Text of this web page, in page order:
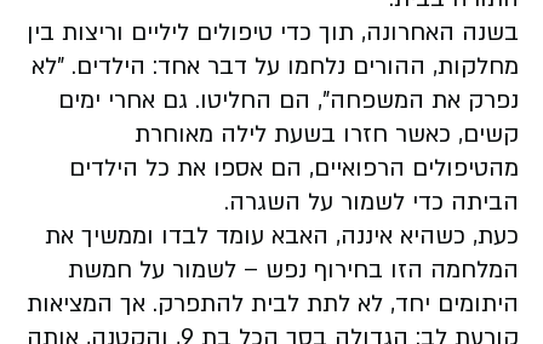
בשנה האחרונה, תוך כדי טיפולים ליליים וריצות בין
מחלקות, ההורים נלחמו על דבר אחד: הילדים. "לא
נפרק את המשפחה", הם החליטו. גם אחרי ימים
קשים, כאשר חזרו בשעת לילה מאוחרת
מהטיפולים הרפואיים, הם אספו את כל הילדים
הביתה כדי לשמור על השגרה.
כעת, כשהיא איננה, האבא עומד לבדו וממשיך את
המלחמה הזו בחירוף נפש – לשמור על חמשת
היתומים יחד, לא לתת לבית להתפרק. אך המציאות
קורעת לב: הגדולה בסך הכל בת 9, והקטנה, אותה